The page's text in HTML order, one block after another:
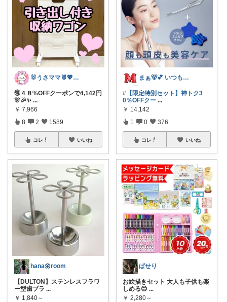
🐰うさママ🐰💖キッズ・ママの日常✨
🉐４８%OFFクーポンで4,142円
🎊🎉✨ ...
￥ 7,966
8 2 1589
コレ いいね
hana🌼room
【DULTON】ステンレスフラワ
ー型歯ブラ ...
￥ 1,840～
まぁ🐻💕 いつもありがとう💓
#【限定特別セット】神トク3
0％OFFクー ...
￥ 14,142
1 0 376
コレ いいね
ぱせり
お絵描きセット 大人も子供も楽
しめる😊 ...
￥ 2,280～